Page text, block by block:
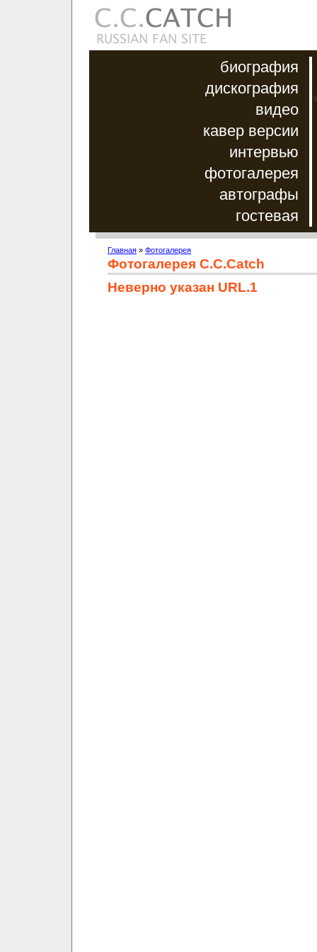
биография
дискография
видео
кавер версии
интервью
фотогалерея
автографы
гостевая
Главная » Фотогалерея
Фотогалерея C.C.Catch
Неверно указан URL.1